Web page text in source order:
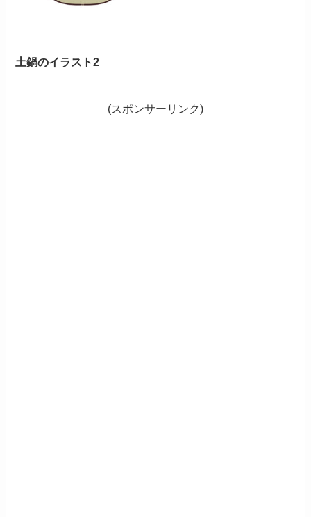
土鍋のイラスト2
(スポンサーリンク)